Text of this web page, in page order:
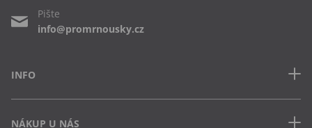
INFO
NÁKUP U NÁS
Pište
info@promrnousky.cz